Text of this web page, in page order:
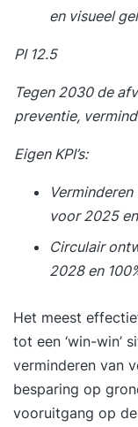
en visueel
PI 12.5
Tegen 2030 de
preventie,
Eigen KPI’s:
voor 2025
Circulair
2028 en
Het meest
tot een ‘win-win’
verminderen van
besparing op
vooruitgang op